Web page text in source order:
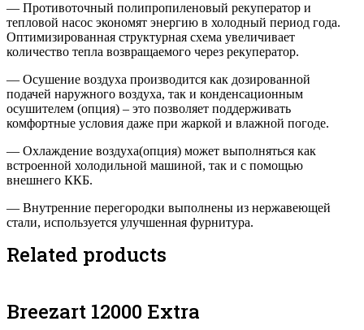
— Противоточный полипропиленовый рекуператор и
тепловой насос экономят энергию в холодный период года.
Оптимизированная структурная схема увеличивает
количество тепла возвращаемого через рекуператор.
— Осушение воздуха производится как дозированной
подачей наружного воздуха, так и конденсационным
осушителем (опция) – это позволяет поддерживать
комфортные условия даже при жаркой и влажной погоде.
— Охлаждение воздуха(опция) может выполняться как
встроенной холодильной машиной, так и с помощью
внешнего ККБ.
— Внутренние перегородки выполнены из нержавеющей
стали, используется улучшенная фурнитура.
Related products
Breezart 12000 Extra